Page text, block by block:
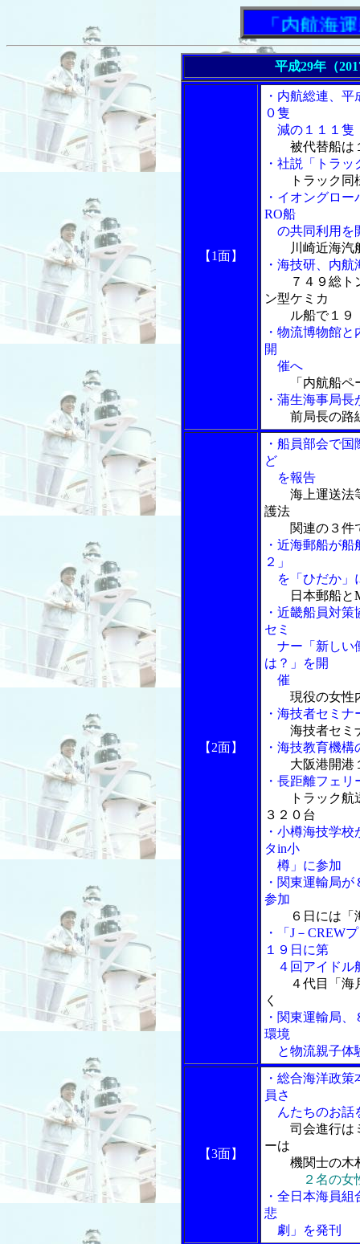
「内航海運新聞
平成29年（
【1面】
・内航総連、
０隻
減の１１１隻
被代替船は
・社説「トラ
トラック
・イオングロ
RO船
の共同利用を
川崎近海汽
・海技研、内
７４９総
ン型ケミカ
ル船で１９．
・物流博物館
開
催へ
「内航船
・蒲生海事局
前局長の路
【2面】
・船員部会で
ど
を報告
海上運送法
護法
関連の３件
・近海郵船が
２」
を「ひだか」
日本郵船と
・近畿船員対
セミ
ナー「新しい
は？」を開
催
現役の女性
・海技者セミ
海技者セミ
・海技教育機
大阪港開港
・長距離フェ
トラック
３２０台
・小樽海技学
タin小
樽」に参加
・関東運輸局
参加
６日には「
・「J－CREW
１９日に第
４回アイドル
４代目「海
く
・関東運輸局
環境
と物流親子体
【3面】
・総合海洋政
員さ
んたちのお話
司会進行は
ーは
機関士の木村
２名の
・全日本海員
悲
劇」を発刊